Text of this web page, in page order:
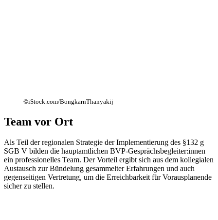
©iStock.com/BongkarnThanyakij
Team vor Ort
Als Teil der regionalen Strategie der Implementierung des §132 g
SGB V bilden die hauptamtlichen BVP-Gesprächsbegleiter:innen
ein professionelles Team. Der Vorteil ergibt sich aus dem kollegialen
Austausch zur Bündelung gesammelter Erfahrungen und auch
gegenseitigen Vertretung, um die Erreichbarkeit für Vorausplanende
sicher zu stellen.